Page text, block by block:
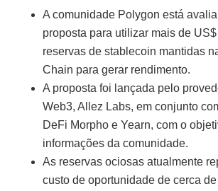
A comunidade Polygon está
proposta para utilizar mais de
reservas de stablecoin mantidas
Chain para gerar rendimento.
A proposta foi lançada pelo
Web3, Allez Labs, em conjunto
DeFi Morpho e Yearn, com o
informações da comunidade.
As reservas ociosas atualmente
custo de oportunidade de cerca